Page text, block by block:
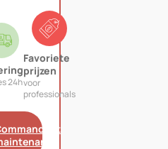
24h
Favoriete
prijzen
voor
professionals